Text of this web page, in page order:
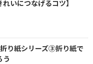
いにつなげるコツ】
り紙シリーズ③折り紙で
う